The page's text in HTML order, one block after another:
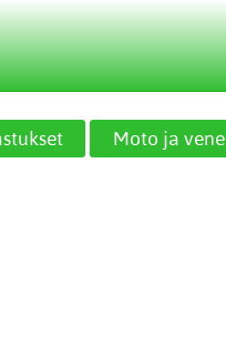
Moto ja vene